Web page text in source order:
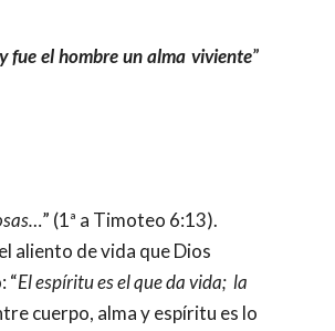
fue el hombre un alma viviente”
” (1ª a Timoteo 6:13).
aliento de vida que Dios
“El espíritu es el que da vida;  la
cuerpo, alma y espíritu es lo